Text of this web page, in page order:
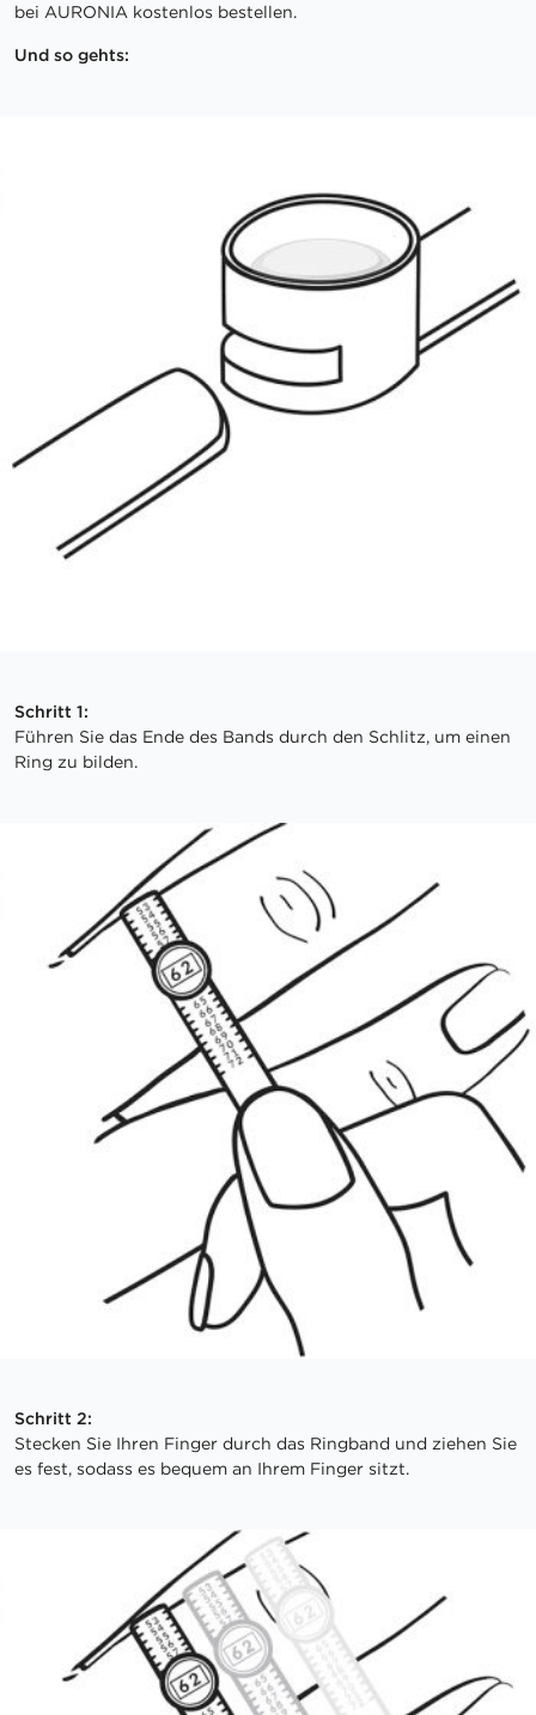
bei AURONIA kostenlos bestellen.
Und so gehts:
Schritt 1:
Führen Sie das Ende des Bands durch den Schlitz, um einen
Ring zu bilden.
Schritt 2:
Stecken Sie Ihren Finger durch das Ringband und ziehen Sie
es fest, sodass es bequem an Ihrem Finger sitzt.